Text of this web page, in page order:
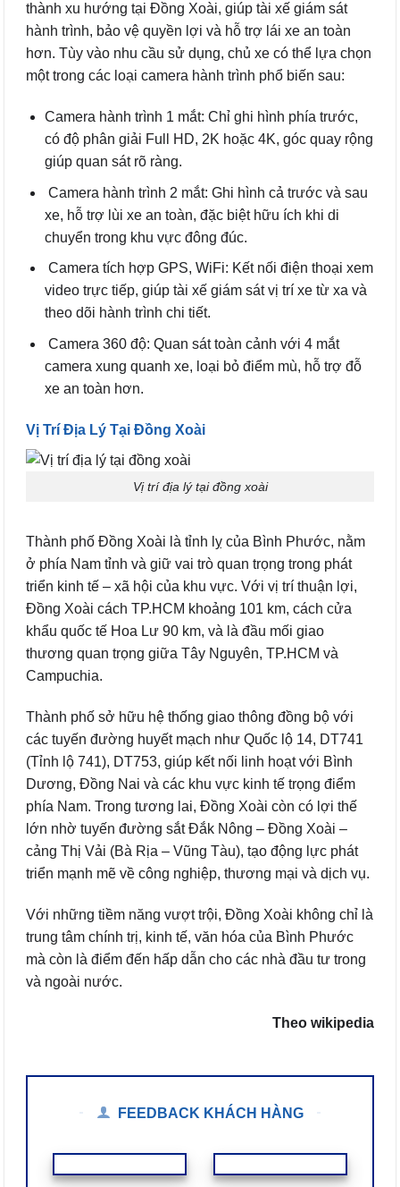
thành xu hướng tại Đồng Xoài, giúp tài xế giám sát
hành trình, bảo vệ quyền lợi và hỗ trợ lái xe an toàn
hơn. Tùy vào nhu cầu sử dụng, chủ xe có thể lựa chọn
một trong các loại camera hành trình phổ biến sau:
Camera hành trình 1 mắt: Chỉ ghi hình phía trước,
có độ phân giải Full HD, 2K hoặc 4K, góc quay rộng
giúp quan sát rõ ràng.
Camera hành trình 2 mắt: Ghi hình cả trước và sau
xe, hỗ trợ lùi xe an toàn, đặc biệt hữu ích khi di
chuyển trong khu vực đông đúc.
Camera tích hợp GPS, WiFi: Kết nối điện thoại xem
video trực tiếp, giúp tài xế giám sát vị trí xe từ xa và
theo dõi hành trình chi tiết.
Camera 360 độ: Quan sát toàn cảnh với 4 mắt
camera xung quanh xe, loại bỏ điểm mù, hỗ trợ đỗ
xe an toàn hơn.
Vị Trí Địa Lý Tại Đồng Xoài
Vị trí địa lý tại đồng xoài
Thành phố Đồng Xoài là tỉnh lỵ của Bình Phước, nằm
ở phía Nam tỉnh và giữ vai trò quan trọng trong phát
triển kinh tế – xã hội của khu vực. Với vị trí thuận lợi,
Đồng Xoài cách TP.HCM khoảng 101 km, cách cửa
khẩu quốc tế Hoa Lư 90 km, và là đầu mối giao
thương quan trọng giữa Tây Nguyên, TP.HCM và
Campuchia.
Thành phố sở hữu hệ thống giao thông đồng bộ với
các tuyến đường huyết mạch như Quốc lộ 14, DT741
(Tỉnh lộ 741), DT753, giúp kết nối linh hoạt với Bình
Dương, Đồng Nai và các khu vực kinh tế trọng điểm
phía Nam. Trong tương lai, Đồng Xoài còn có lợi thế
lớn nhờ tuyến đường sắt Đắk Nông – Đồng Xoài –
cảng Thị Vải (Bà Rịa – Vũng Tàu), tạo động lực phát
triển mạnh mẽ về công nghiệp, thương mại và dịch vụ.
Với những tiềm năng vượt trội, Đồng Xoài không chỉ là
trung tâm chính trị, kinh tế, văn hóa của Bình Phước
mà còn là điểm đến hấp dẫn cho các nhà đầu tư trong
và ngoài nước.
Theo wikipedia
FEEDBACK KHÁCH HÀNG